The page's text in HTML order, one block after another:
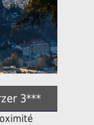
3***